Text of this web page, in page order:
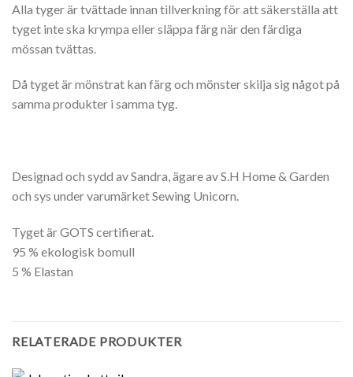
Alla tyger är tvättade innan tillverkning för att säkerställa att
tyget inte ska krympa eller släppa färg när den färdiga
mössan tvättas.
Då tyget är mönstrat kan färg och mönster skilja sig något på
samma produkter i samma tyg.
Designad och sydd av Sandra, ägare av S.H Home & Garden
och sys under varumärket Sewing Unicorn.
Tyget är GOTS certifierat.
95 % ekologisk bomull
5 % Elastan
RELATERADE PRODUKTER